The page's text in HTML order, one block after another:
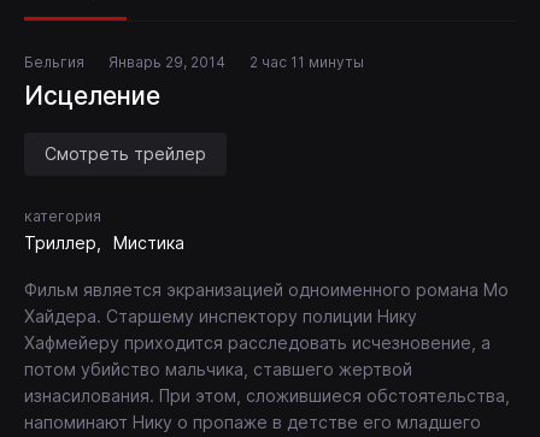
Бельгия Январь 29, 2014 2 час 11 минуты
Исцеление
Смотреть трейлер
категория
Триллер Мистика
Фильм является экранизацией одноименного романа Мо
Хайдера. Старшему инспектору полиции Нику
Хафмейеру приходится расследовать исчезновение, а
потом убийство мальчика, ставшего жертвой
изнасилования. При этом, сложившиеся обстоятельства,
напоминают Нику о пропаже в детстве его младшего